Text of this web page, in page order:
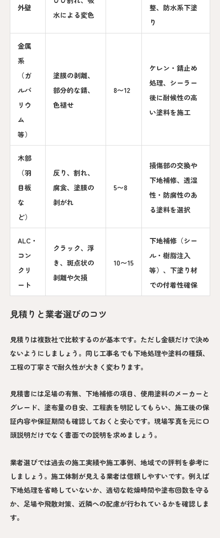
外壁
水による変色
整、防水系下塗
り
金属
系
（ガ
ルバ
リウ
ム
等）
塗膜の剥離、
部分的な錆、
色褪せ
8〜12
ケレン・錆止め
処理、シーラー
後に耐候性の高
い塗料を施工
木部
（羽
目板
な
ど）
反り、割れ、
腐食、塗膜の
剥がれ
5〜8
損傷部の交換や
下地補修、透湿
性・防腐性のあ
る塗料を選択
ALC・
コン
クリ
ート
クラック、浮
き、斑点状の
剥離や欠損
10〜15
下地補修（シー
ル・樹脂注入
等）、下塗り材
での付着性確保
見積りと業者選びのコツ
見積りは複数社で比較するのが基本です。ただし金額だけで決め
ないようにしましょう。同じ工事名でも下地処理や塗料の種類、
工程の丁寧さで耐久性が大きく変わります。
見積書には足場の有無、下地補修の項目、使用塗料のメーカーと
グレード、塗布量の目安、工程表を明記してもらい、施工後の保
証内容や保証期間も確認しておくと安心です。現場写真を元に口
頭説明だけでなく書面での説明を求めましょう。
業者選びでは過去の施工実績や施工事例、地域での評判を参考に
しましょう。施工体制が見える業者は信頼しやすいです。例えば
下地処理を省略していないか、適切な乾燥時間や塗布回数を守る
か、足場や飛散対策、近隣への配慮が行われているかを確認しま
す。